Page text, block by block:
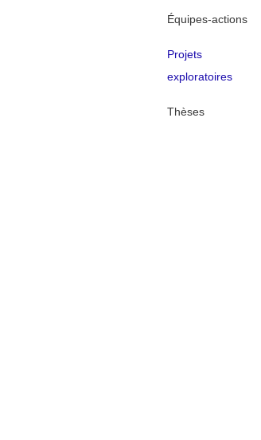
Équipes-actions
Projets
exploratoires
Thèses